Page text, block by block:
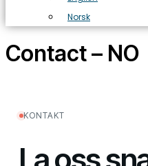
Norsk
Contact – NO
KONTAKT